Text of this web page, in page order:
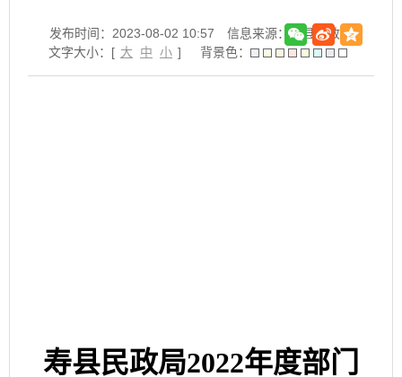
发布时间：2023-08-02 10:57
信息来源：寿县民政局
文字大小：[ 大 中 小 ] 背景色：
寿县民政局2022年度部门